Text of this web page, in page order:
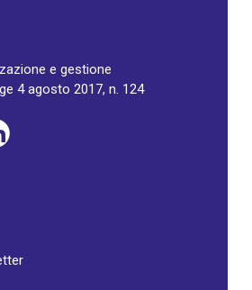
e gestione
4 agosto 2017, n. 124